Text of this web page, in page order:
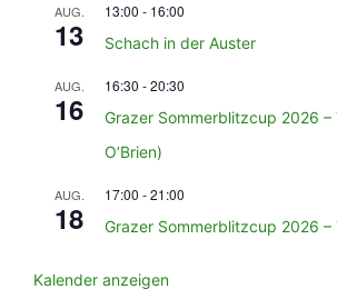
AUG.
13
13:00 - 16:00
Schach in der Auster
AUG.
16
16:30 -20:30
Grazer Sommerblitzcup 2026 –
O’Brien)
AUG.
18
17:00 -21:00
Grazer Sommerblitzcup 2026 –
Kalender anzeigen